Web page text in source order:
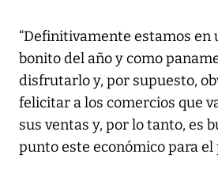
“Definitivamente estamos
bonito del año y como
disfrutarlo y, por supuesto,
felicitar a los comercios que
sus ventas y, por lo tanto, es
punto este económico para el